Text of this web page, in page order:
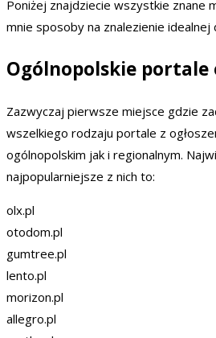
Poniżej znajdziecie wszystkie znane
mnie sposoby na znalezienie idealnej
Ogólnopolskie portale
Zazwyczaj pierwsze miejsce gdzie
wszelkiego rodzaju portale z
ogólnopolskim jak i regionalnym.
najpopularniejsze z nich to:
olx.pl
otodom.pl
gumtree.pl
lento.pl
morizon.pl
allegro.pl